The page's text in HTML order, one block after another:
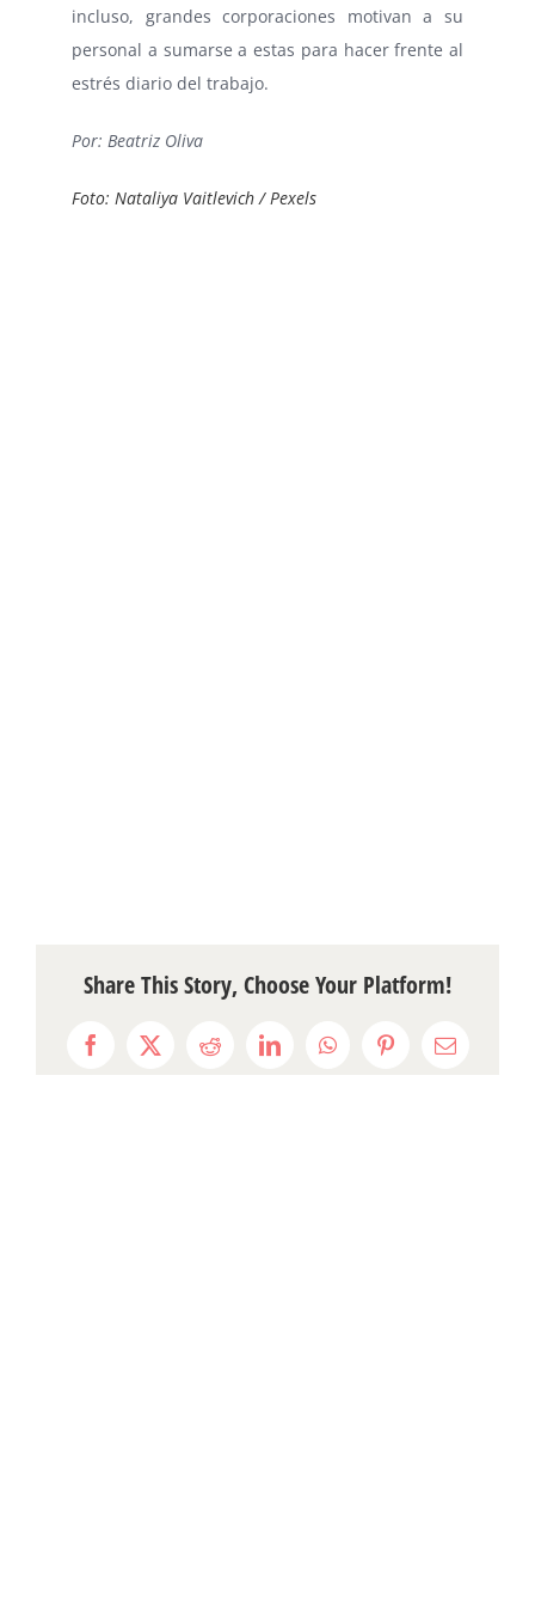
incluso, grandes corporaciones motivan a su
personal a sumarse a estas para hacer frente al
estrés diario del trabajo.
Por: Beatriz Oliva
Foto: Nataliya Vaitlevich / Pexels
Share This Story, Choose Your Platform!
Facebook
X RedditLinkedInWhatsAppPinterestEmail